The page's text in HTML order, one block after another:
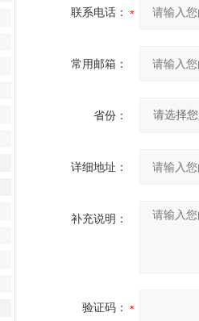
联系电话：
常用邮箱：
省份：
详细地址：
补充说明：
验证码：